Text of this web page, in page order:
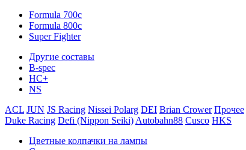
Formula 700c
Formula 800c
Super Fighter
Другие составы
B-spec
HC+
NS
ACL JUN JS Racing Nissei Polarg DEI Brian Crower Прочее
Duke Racing Defi (Nippon Seiki) Autobahn88 Cusco HKS
Цветные колпачки на лампы